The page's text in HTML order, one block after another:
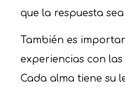
que la respuesta sea
También es
experiencias con
Cada alma tiene su